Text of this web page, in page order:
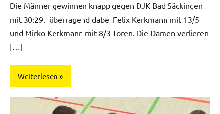
Die Männer gewinnen knapp gegen DJK Bad Säckingen
mit 30:29. überragend dabei Felix Kerkmann mit 13/5
und Mirko Kerkmann mit 8/3 Toren. Die Damen verlieren
[…]
Weiterlesen
Mannschaften